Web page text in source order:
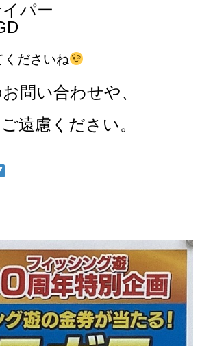
パー
ださいね
問い合わせや、
遠慮ください。